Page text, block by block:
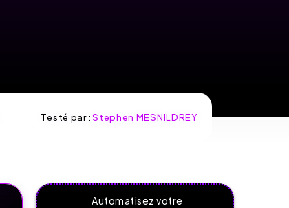
Testé par :Stephen MESNILDREY
Automatisez votre